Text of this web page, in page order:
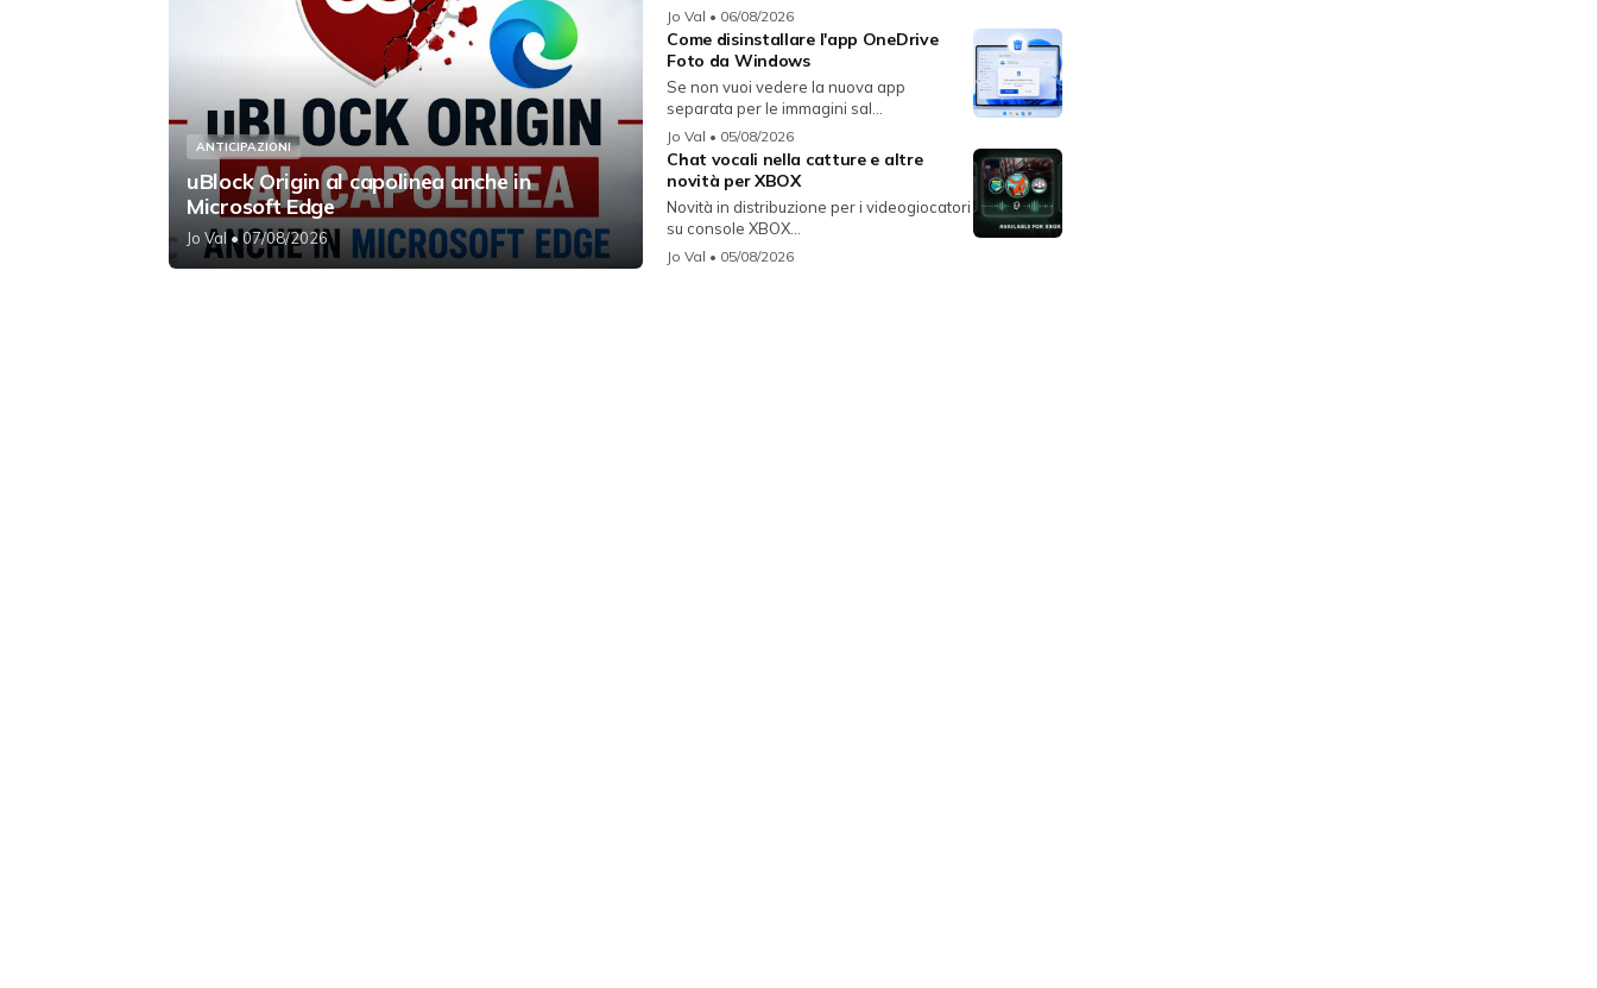
ANTICIPAZIONI
uBlock Origin al capolinea anche in
Microsoft Edge
Jo Val • 07/08/2026
Jo Val • 06/08/2026
Come disinstallare l'app OneDrive
Foto da Windows
Se non vuoi vedere la nuova app
separata per le immagini sal...
Jo Val • 05/08/2026
Chat vocali nella catture e altre
novità per XBOX
Novità in distribuzione per i videogiocatori
su console XBOX...
Jo Val • 05/08/2026